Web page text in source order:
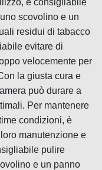
scovolino e un
residui di tabacco
evitare di
velocemente per
la giusta cura e
può durare a
Per mantenere
condizioni, è
manutenzione e
pulire
e un panno